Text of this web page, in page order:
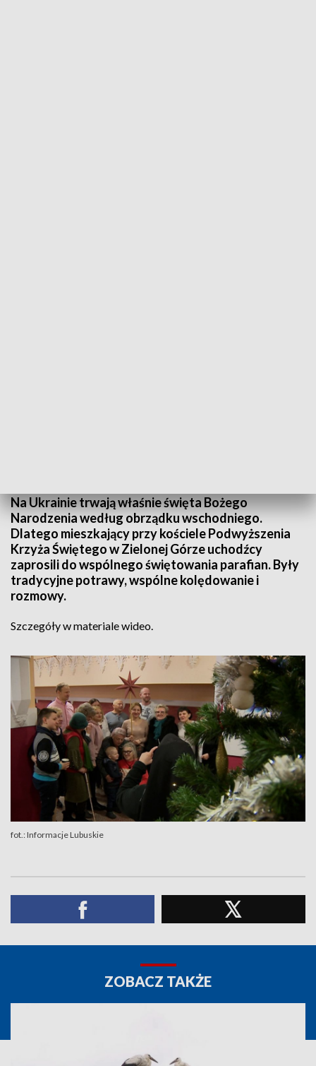
Na Ukrainie trwają właśnie święta Bożego
Narodzenia według obrządku wschodniego.
Dlatego mieszkający przy kościele Podwyższenia
Krzyża Świętego w Zielonej Górze uchodźcy
zaprosili do wspólnego świętowania parafian. Były
tradycyjne potrawy, wspólne kolędowanie i
rozmowy.
Szczegóły w materiale wideo.
fot.: Informacje Lubuskie
ZOBACZ TAKŻE